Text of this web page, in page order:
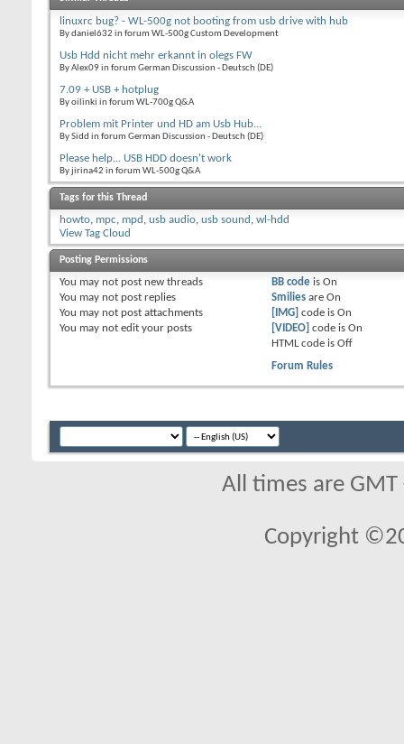
linuxrc bug? - WL-500g not booting from usb drive with hub
By daniel632 in forum WL-500g Custom Development
Usb Hdd nicht mehr erkannt in olegs FW
By Alex09 in forum German Discussion - Deutsch (DE)
7.09 + USB + hotplug
By oilinki in forum WL-700g Q&A
Problem mit Printer und HD am Usb Hub...
By Sidd in forum German Discussion - Deutsch (DE)
Please help... USB HDD doesn't work
By jirina42 in forum WL-500g Q&A
Tags for this Thread
howto, mpc, mpd , usb audio, usb sound , wl-hdd
View Tag Cloud
Posting Permissions
You may not post new threads
You may not post replies
You may not post attachments
You may not edit your posts
BB codeis On
Smiliesare On
[IMG] code is On
[VIDEO] code is On
HTML code is Off
Forum Rules
All times are
Copyright